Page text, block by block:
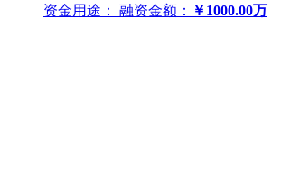
资金用途：
融资金额： ￥1000.00万